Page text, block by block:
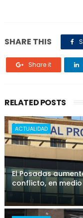
SHARE THIS
Share it
RELATED POSTS
ACTUALIDAD
El Posadas
conflicto, en